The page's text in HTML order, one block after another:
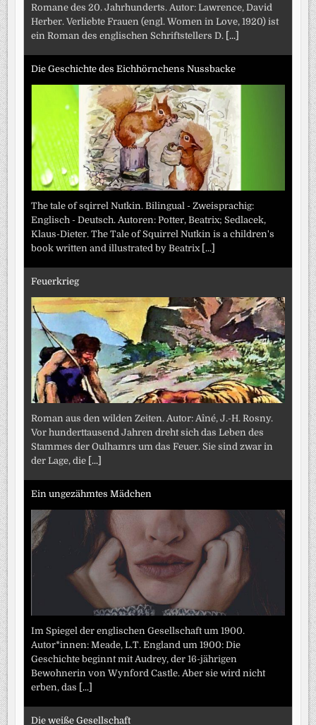
Romane des 20. Jahrhunderts. Autor: Lawrence, David
Herber. Verliebte Frauen (engl. Women in Love, 1920) ist
ein Roman des englischen Schriftstellers D. [...]
Die Geschichte des Eichhörnchens Nussbacke
The tale of sqirrel Nutkin. Bilingual - Zweisprachig:
Englisch - Deutsch. Autoren: Potter, Beatrix; Sedlacek,
Klaus-Dieter. The Tale of Squirrel Nutkin is a children's
book written and illustrated by Beatrix [...]
Feuerkrieg
Roman aus den wilden Zeiten. Autor: Aîné, J.-H. Rosny.
Vor hunderttausend Jahren dreht sich das Leben des
Stammes der Oulhamrs um das Feuer. Sie sind zwar in
der Lage, die [...]
Ein ungezähmtes Mädchen
Im Spiegel der englischen Gesellschaft um 1900.
Autor*innen: Meade, L.T. England um 1900: Die
Geschichte beginnt mit Audrey, der 16-jährigen
Bewohnerin von Wynford Castle. Aber sie wird nicht
erben, das [...]
Die weiße Gesellschaft